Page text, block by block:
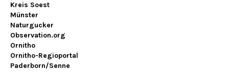
Kreis Soest
Münster
Naturgucker
Observation.org
Ornitho
Ornitho-Regioportal
Paderborn/Senne